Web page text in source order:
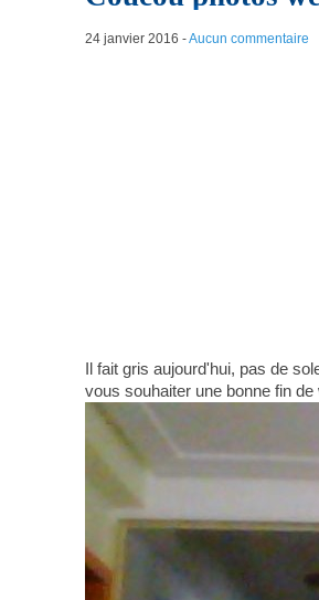
24 janvier 2016 -Aucun commentaire
Il fait gris aujourd'hui, pas de
vous souhaiter une bonne fin